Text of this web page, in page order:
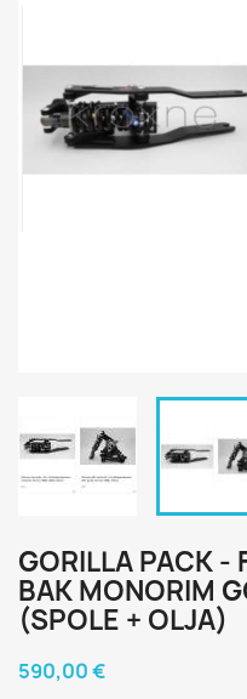
GORILLA PACK -
BAK MONORIM
(SPOLE + OLJA)
590,00 €